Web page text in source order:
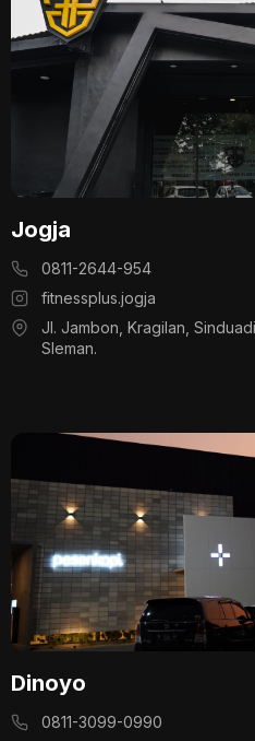
Jogja
0811-2644-954
fitnessplus.jogja
Jl. Jambon, Kragilan,
Sleman.
Dinoyo
0811-3099-0990